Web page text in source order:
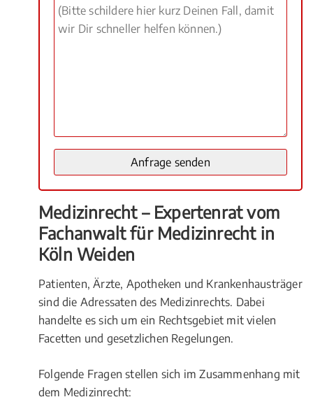
Medizinrecht – Expertenrat vom
Fachanwalt für Medizinrecht in
Köln Weiden
Patienten, Ärzte, Apotheken und Krankenhausträger
sind die Adressaten des Medizinrechts. Dabei
handelte es sich um ein Rechtsgebiet mit vielen
Facetten und gesetzlichen Regelungen.
Folgende Fragen stellen sich im Zusammenhang mit
dem Medizinrecht: